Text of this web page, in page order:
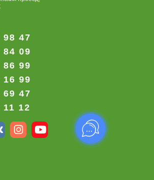
98 47
84 09
86 99
16 99
69 47
12